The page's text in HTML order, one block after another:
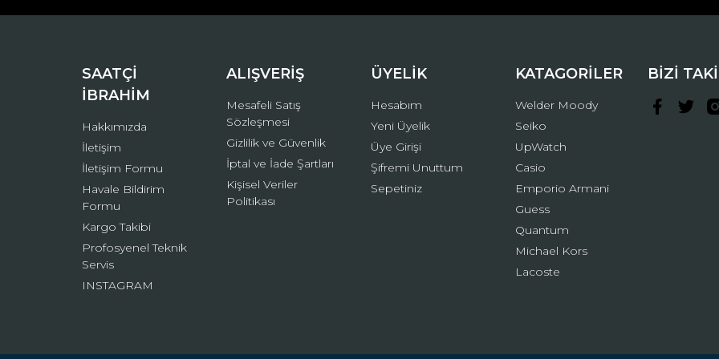
Bu ürüne benzer farklı alternatifler olmalı.
Gönder
SAATÇİ
İBRAHİM
Hakkımızda
İletişim
İletişim Formu
Havale Bildirim
Formu
Kargo Takibi
Profosyenel Teknik
Servis
INSTAGRAM
ALIŞVERİŞ
Mesafeli Satış
Sözleşmesi
Gizlilik ve Güvenlik
İptal ve İade Şartları
Kişisel Veriler
Politikası
ÜYELİK
Hesabım
Yeni Üyelik
Üye Girişi
Şifremi Unuttum
Sepetiniz
KATAGORİLER
Welder Moody
Seiko
UpWatch
Casio
Emporio Armani
Guess
Quantum
Michael Kors
Lacoste
BİZİ